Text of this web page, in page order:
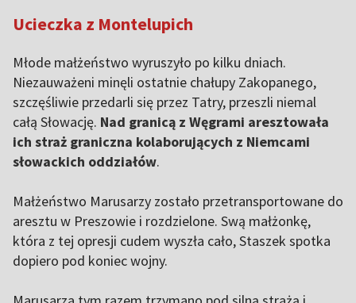
Ucieczka z Montelupich
Młode małżeństwo wyruszyło po kilku dniach.
Niezauważeni minęli ostatnie chałupy Zakopanego,
szczęśliwie przedarli się przez Tatry, przeszli niemal
całą Słowację. Nad granicą z Węgrami aresztowała
ich straż graniczna kolaborujących z Niemcami
słowackich oddziałów.
Małżeństwo Marusarzy zostało przetransportowane do
aresztu w Preszowie i rozdzielone. Swą małżonkę,
która z tej opresji cudem wyszła cało, Staszek spotka
dopiero pod koniec wojny.